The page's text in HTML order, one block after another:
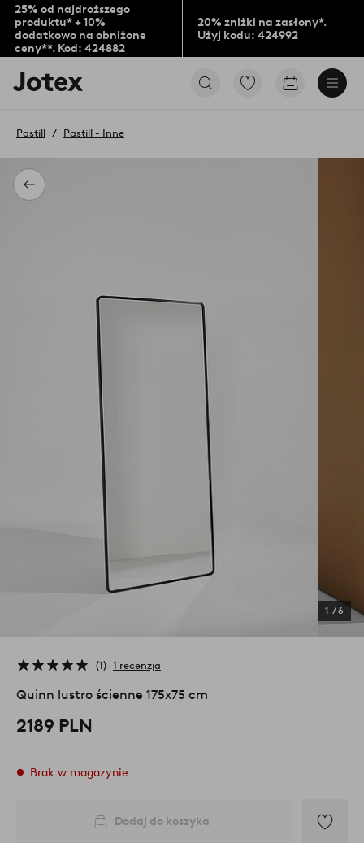
25% od najdroższego
produktu* + 10%
dodatkowo na obniżone
ceny**. Kod: 424882
20% zniżki na zasłony*.
Użyj kodu: 424992
Logo
Jotex
na
stronę
PrzejdźPrzejdź
Powrót
Pastill Pastill - Inne
1 /6
1 1 recenzja
Quinn lustro ścienne 175x75 cm
2189 PLN
Brak w magazynie
Dodaj do koszyka